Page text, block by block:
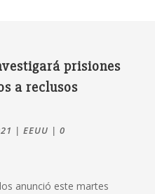
prisiones
a reclusos
| EEUU | 0
anunció este martes